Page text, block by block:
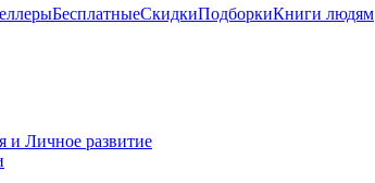
БесплатныеСкидкиПодборкиКниги людям
и Личное развитие